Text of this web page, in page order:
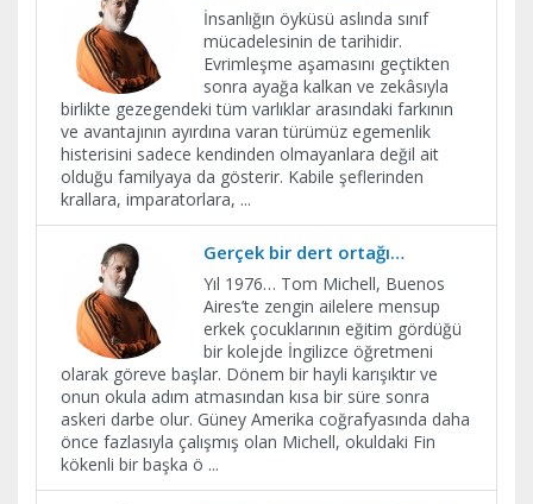
İnsanlığın öyküsü aslında sınıf
mücadelesinin de tarihidir.
Evrimleşme aşamasını geçtikten
sonra ayağa kalkan ve zekâsıyla
birlikte gezegendeki tüm varlıklar arasındaki farkının
ve avantajının ayırdına varan türümüz egemenlik
histerisini sadece kendinden olmayanlara değil ait
olduğu familyaya da gösterir. Kabile şeflerinden
krallara, imparatorlara, ...
Gerçek bir dert ortağı…
Yıl 1976… Tom Michell, Buenos
Aires’te zengin ailelere mensup
erkek çocuklarının eğitim gördüğü
bir kolejde İngilizce öğretmeni
olarak göreve başlar. Dönem bir hayli karışıktır ve
onun okula adım atmasından kısa bir süre sonra
askeri darbe olur. Güney Amerika coğrafyasında daha
önce fazlasıyla çalışmış olan Michell, okuldaki Fin
kökenli bir başka ö ...